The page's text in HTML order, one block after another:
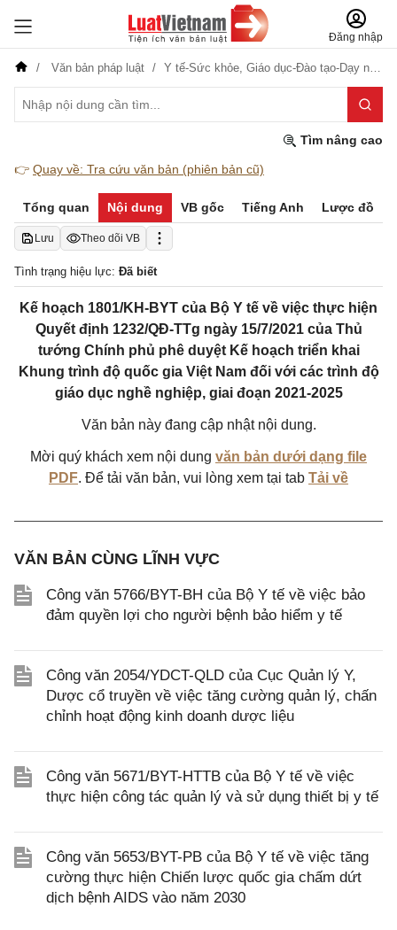
Đăng nhập
Văn bản pháp luật Y tế-Sức khỏe, Giáo dục-Đào tạo-Dạy nghề
Tìm nâng cao
👉 Quay về: Tra cứu văn bản (phiên bản cũ)
Tổng quan Nội dung VB gốc Tiếng Anh Lược đồ
Lưu Theo dõi VB
Tình trạng hiệu lực: Đã biết
Kế hoạch 1801/KH-BYT của Bộ Y tế về việc thực hiện
Quyết định 1232/QĐ-TTg ngày 15/7/2021 của Thủ
tướng Chính phủ phê duyệt Kế hoạch triển khai
Khung trình độ quốc gia Việt Nam đối với các trình độ
giáo dục nghề nghiệp, giai đoạn 2021-2025
Văn bản này đang cập nhật nội dung.
Mời quý khách xem nội dung văn bản dưới dạng file
PDF. Để tải văn bản, vui lòng xem tại tab Tải về
VĂN BẢN CÙNG LĨNH VỰC
Công văn 5766/BYT-BH của Bộ Y tế về việc bảo
đảm quyền lợi cho người bệnh bảo hiểm y tế
Công văn 2054/YDCT-QLD của Cục Quản lý Y,
Dược cổ truyền về việc tăng cường quản lý, chấn
chỉnh hoạt động kinh doanh dược liệu
Công văn 5671/BYT-HTTB của Bộ Y tế về việc
thực hiện công tác quản lý và sử dụng thiết bị y tế
Công văn 5653/BYT-PB của Bộ Y tế về việc tăng
cường thực hiện Chiến lược quốc gia chấm dứt
dịch bệnh AIDS vào năm 2030